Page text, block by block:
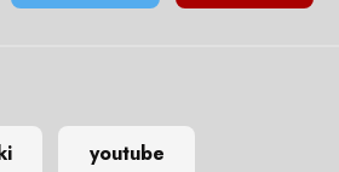
youtube